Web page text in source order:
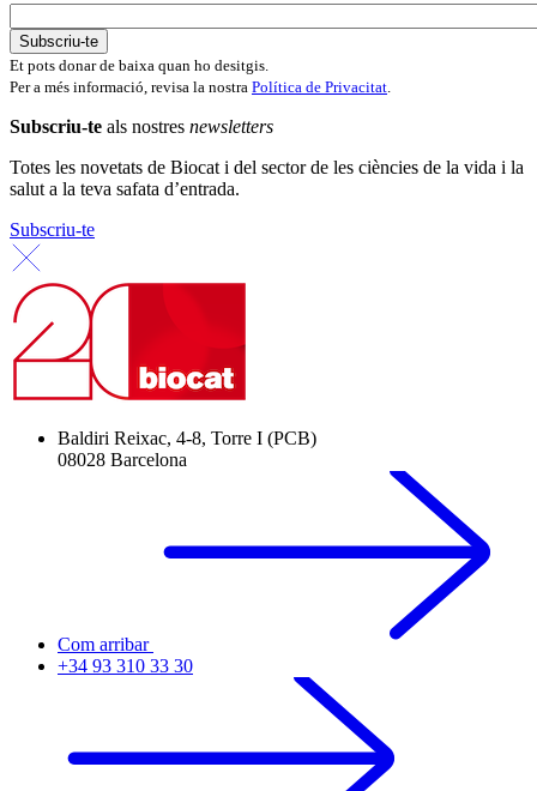
Et pots donar de baixa quan ho desitgis.
Per a més informació, revisa la nostra Política de Privacitat
Subscriu-te als nostres newsletters
Totes les novetats de Biocat i del sector de les ciències de la vida i la
salut a la teva safata d’entrada.
Subscriu-te
Baldiri Reixac, 4-8, Torre I (PCB)
08028 Barcelona
Com arribar
+34 93 310 33 30